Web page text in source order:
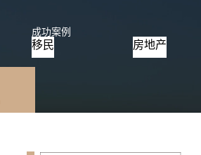
成功案例
移民 房地产